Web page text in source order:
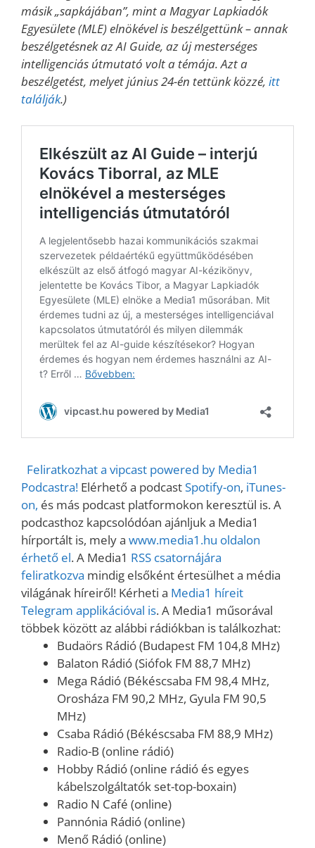
másik „sapkájában”, mint a Magyar Lapkiadók
Egyesülete (MLE) elnökével is beszélgettünk – annak
beszélgetésnek az AI Guide, az új mesterséges
intelligenciás útmutató volt a témája. Azt a
beszélgetést, melyet június 24-én tettünk közzé, itt
találják.)
Feliratkozhat a vipcast powered by Media1
Podcastra! Elérhető a podcastSpotify-on, iTunes-
on, és más podcast platformokon keresztül is. A
podcasthoz kapcsolódóan ajánljuk a Media1
hírportált is, mely a www.media1.hu oldalon
érhető el. A Media1 RSS csatornájára
feliratkozva mindig elsőként értesülhet a média
világának híreiről! Kérheti a Media1 híreit
Telegram applikációval is. A Media1 műsorával
többek között az alábbi rádiókban is találkozhat:
Budaörs Rádió (Budapest FM 104,8 MHz)
Balaton Rádió (Siófok FM 88,7 MHz)
Mega Rádió (Békéscsaba FM 98,4 MHz,
Orosháza FM 90,2 MHz, Gyula FM 90,5
MHz)
Csaba Rádió (Békéscsaba FM 88,9 MHz)
Radio-B (online rádió)
Hobby Rádió (online rádió és egyes
kábelszolgáltatók set-top-boxain)
Radio N Café (online)
Pannónia Rádió (online)
Menő Rádió (online)